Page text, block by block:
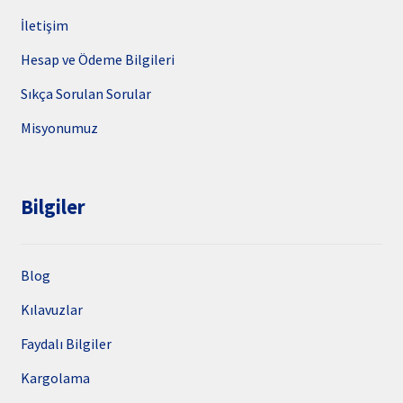
İletişim
Hesap ve Ödeme Bilgileri
Sıkça Sorulan Sorular
Misyonumuz
Bilgiler
Blog
Kılavuzlar
Faydalı Bilgiler
Kargolama